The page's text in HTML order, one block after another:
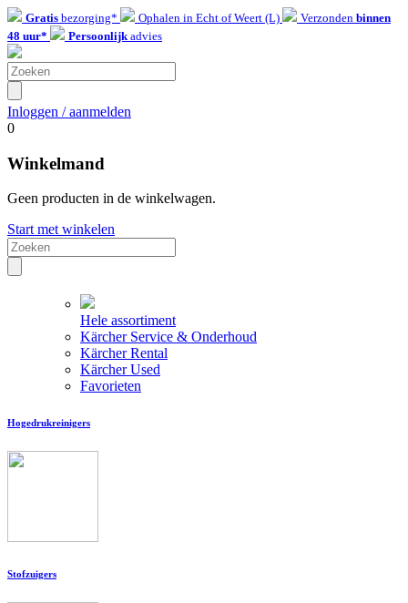
Gratis bezorging* Ophalen in Echt of Weert (L) Verzonden binnen
48 uur*
Persoonlijkadvies
Inloggen / aanmelden
0
Winkelmand
Geen producten in de winkelwagen.
Start met winkelen
Hele assortiment
Kärcher Service & Onderhoud
Kärcher Rental
Kärcher Used
Favorieten
Hogedrukreinigers
Stofzuigers